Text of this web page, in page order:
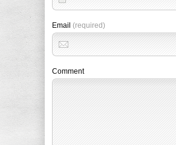
Email (required)
Comment